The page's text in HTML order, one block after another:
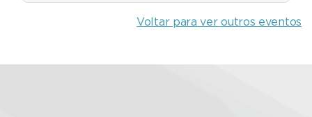
Voltar para ver outros eventos